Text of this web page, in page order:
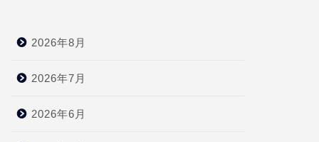
2026年8月
2026年7月
2026年6月